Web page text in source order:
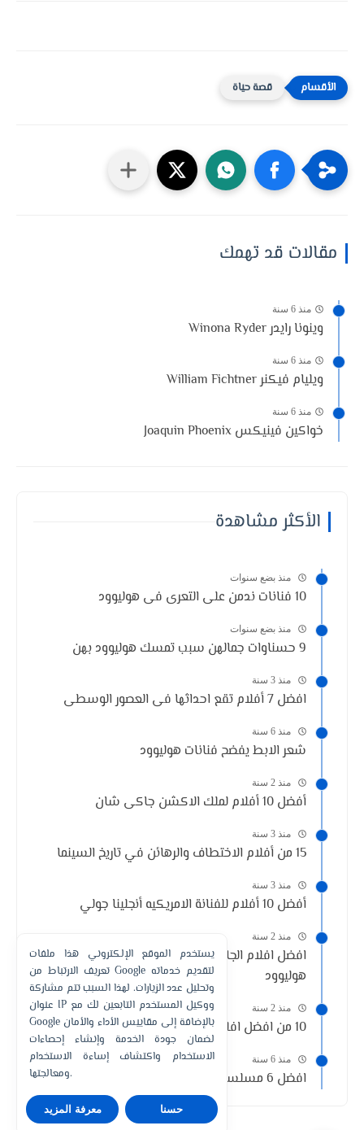
قصة حياة
مقالات قد تهمك
منذ 6 سنة
وينونا رايدر Winona Ryder
منذ 6 سنة
ويليام فيكنر William Fichtner
منذ 6 سنة
خواكين فينيكس Joaquin Phoenix
الأكثر مشاهدة
منذ بضع سنوات
10 فنانات ندمن على التعرى فى هوليوود
منذ بضع سنوات
9 حسناوات جمالهن سبب تمسك هوليوود بهن
منذ 3 سنة
افضل 7 أفلام تقع احداثها فى العصور الوسطى
منذ 6 سنة
شعر الابط يفضح فنانات هوليوود
منذ 2 سنة
أفضل 10 أفلام لملك الاكشن جاكى شان
منذ 3 سنة
15 من أفلام الاختطاف والرهائن في تاريخ السينما
منذ 3 سنة
أفضل 10 أفلام للفنانة الامريكيه أنجلينا جولي
منذ 2 سنة
افضل افلام الجاسوسية والمخابرات التى قدمتها
هوليوود
منذ 2 سنة
10 من افضل افلام الدراسة الجامعية وفترة المراهقة
منذ 6 سنة
افضل 6 مسلسلات تشبه مسلسل Elite
يستخدم الموقع الإلكتروني هذا ملفات
تعريف الارتباط من Google لتقديم خدماته
وتحليل عدد الزيارات. لهذا السبب تتم مشاركة
عنوان IP ووكيل المستخدم التابعين لك مع
Google بالإضافة إلى مقاييس الأداء والأمان
لضمان جودة الخدمة وإنشاء إحصاءات
الاستخدام واكتشاف إساءة الاستخدام
ومعالجتها.
معرفة المزيد حسنا